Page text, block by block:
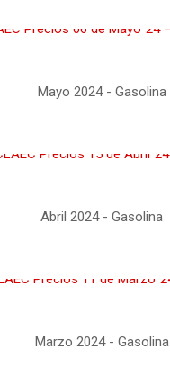
Mayo 2024 - Gasolina
Abril 2024 - Gasolina
Marzo 2024 - Gasolina